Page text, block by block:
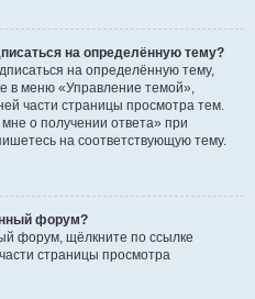
на определённую тему?
на определённую тему,
в меню «Управление темой»,
части страницы просмотра тем.
о получении ответа» при
на соответствующую тему.
форум?
форум, щёлкните по ссылке
страницы просмотра